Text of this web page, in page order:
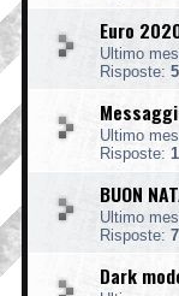
Euro
Ultimo
Risposte: 5
Ultimo
Risposte: 1
BUON
Ultimo
Risposte: 7
Dark